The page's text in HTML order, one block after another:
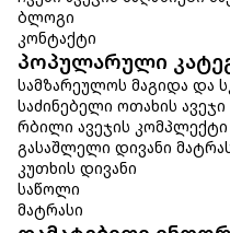
ბლოგი
კონტაქტი
პოპულარული
სამზარეულოს მაგიდა და
საძინებელი ოთახის ავეჯი
რბილი ავეჯის კომპლექტი
გასაშლელი დივანი
კუთხის დივანი
საწოლი
მატრასი